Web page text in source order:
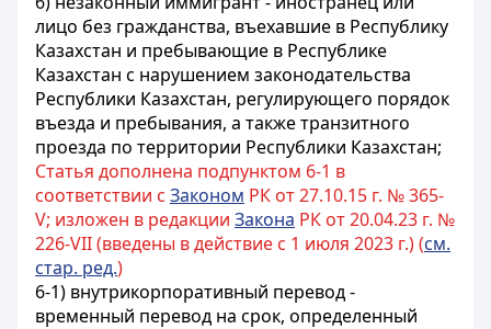
лицо без гражданства, въехавшие в Республику
Казахстан и пребывающие в Республике
Казахстан с нарушением законодательства
Республики Казахстан, регулирующего порядок
въезда и пребывания, а также транзитного
проезда по территории Республики Казахстан;
Статья дополнена подпунктом 6-1 в
соответствии с Законом РК от 27.10.15 г. № 365-
V; изложен в редакции Закона РК от 20.04.23 г. №
226-VII (введены в действие с 1 июля 2023 г.) (см.
стар. ред.)
6-1) внутрикорпоративный перевод -
временный перевод на срок, определенный